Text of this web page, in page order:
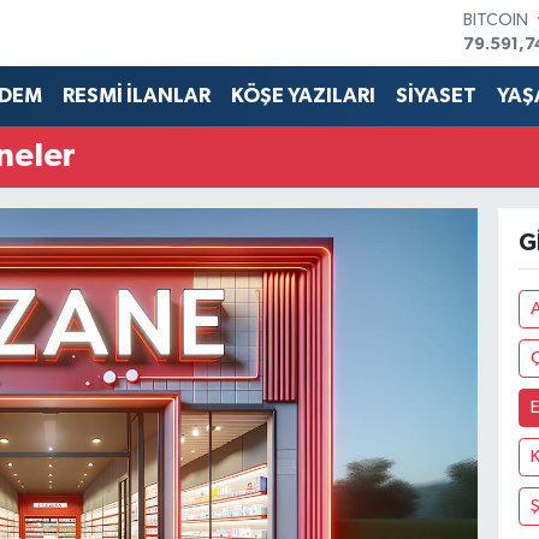
BITCOIN
DOLAR
G.ALTIN
RESMİ İLANLAR KÖŞE YAZILARI SİYASET